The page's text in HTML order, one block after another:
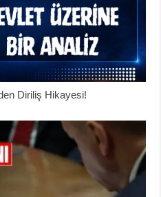
Diriliş Hikayesi!